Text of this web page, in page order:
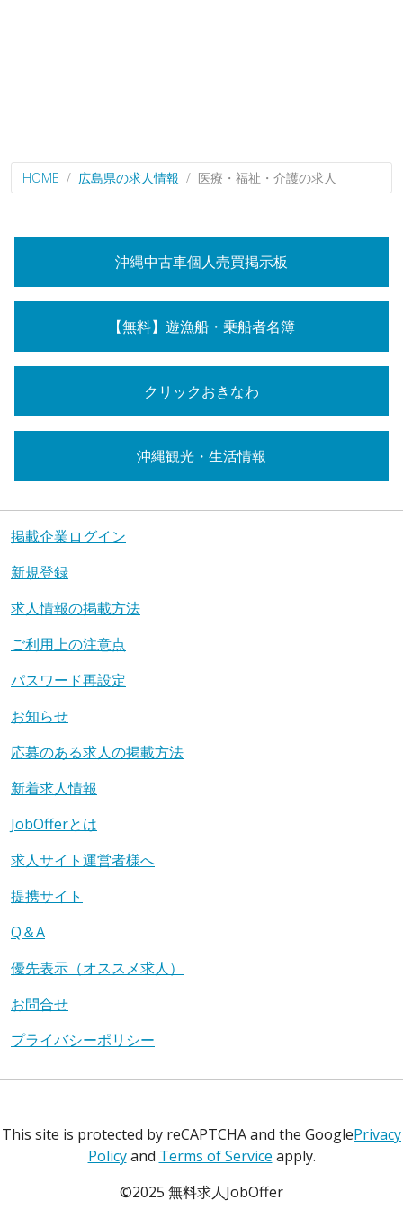
HOME 広島県の求人情報 医療・福祉・介護の求人
沖縄中古車個人売買掲示板
【無料】遊漁船・乗船者名簿
クリックおきなわ
沖縄観光・生活情報
掲載企業ログイン
新規登録
求人情報の掲載方法
ご利用上の注意点
パスワード再設定
お知らせ
応募のある求人の掲載方法
新着求人情報
JobOfferとは
求人サイト運営者様へ
提携サイト
Q＆A
優先表示（オススメ求人）
お問合せ
プライバシーポリシー
This site is protected by reCAPTCHA and the GooglePrivacy
Policyand Terms of Service apply.
©2025 無料求人JobOffer